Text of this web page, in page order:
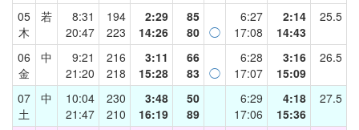
05
木
若
8:31
20:47
194
223
2:29
14:26
85
80 ◯
6:27
17:08
2:14
14:43
25.5
06
金
中
9:21
21:20
216
218
3:11
15:28
66
83 ◯
6:28
17:07
3:16
15:09
26.5
07
土
中
10:04
21:47
230
210
3:48
16:19
50
89
6:29
17:06
4:18
15:36
27.5